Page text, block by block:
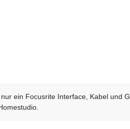
ein Focusrite Interface, Kabel und